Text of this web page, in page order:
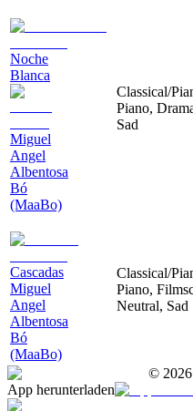
Noche
Blanca
Miguel
Angel
Albentosa
Bó
(MaaBo)
Classical/
Piano,
Sad
Cascadas
Miguel
Angel
Albentosa
Bó
(MaaBo)
Classical/
Piano,
Neutral, Sad
© 2026
App herunterladen